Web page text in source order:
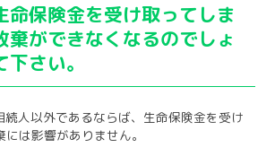
命保険金を受け取ってしま
棄ができなくなるのでしょ
さい。
続人以外であるならば、生命保険金を受け
は影響がありません。